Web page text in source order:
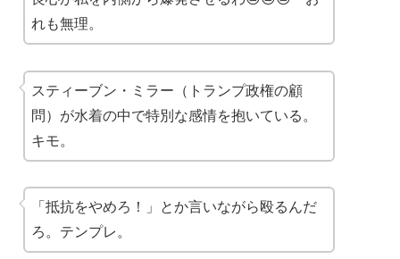
れも無理。
スティーブン・ミラー（トランプ政権の顧
問）が水着の中で特別な感情を抱いている。
キモ。
「抵抗をやめろ！」とか言いながら殴るんだ
ろ。テンプレ。